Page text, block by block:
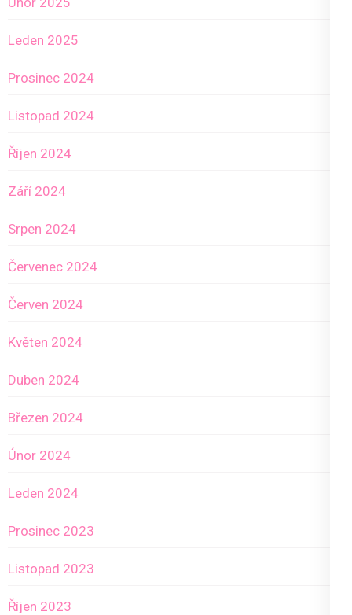
Leden 2025
Prosinec 2024
Listopad 2024
Říjen 2024
Září 2024
Srpen 2024
Červenec 2024
Červen 2024
Květen 2024
Duben 2024
Březen 2024
Únor 2024
Leden 2024
Prosinec 2023
Listopad 2023
Říjen 2023